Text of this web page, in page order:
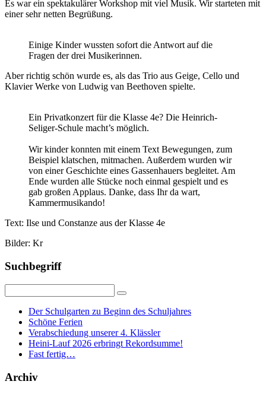
Es war ein spektakulärer Workshop mit viel Musik. Wir starteten mit
einer sehr netten Begrüßung.
Einige Kinder wussten sofort die Antwort auf die
Fragen der drei Musikerinnen.
Aber richtig schön wurde es, als das Trio aus Geige, Cello und
Klavier Werke von Ludwig van Beethoven spielte.
Ein Privatkonzert für die Klasse 4e? Die Heinrich-
Seliger-Schule macht’s möglich.
Wir kinder konnten mit einem Text Bewegungen, zum
Beispiel klatschen, mitmachen. Außerdem wurden wir
von einer Geschichte eines Gassenhauers begleitet. Am
Ende wurden alle Stücke noch einmal gespielt und es
gab großen Applaus. Danke, dass Ihr da wart,
Kammermusikando!
Text: Ilse und Constanze aus der Klasse 4e
Bilder: Kr
Suchbegriff
Der Schulgarten zu Beginn des Schuljahres
Schöne Ferien
Verabschiedung unserer 4. Klässler
Heini-Lauf 2026 erbringt Rekordsumme!
Fast fertig…
Archiv